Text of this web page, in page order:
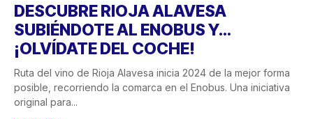
DESCUBRE RIOJA ALAVESA
SUBIÉNDOTE AL ENOBUS Y…
¡OLVÍDATE DEL COCHE!
Ruta del vino de Rioja Alavesa inicia 2024 de la mejor forma
posible, recorriendo la comarca en el Enobus. Una iniciativa
original para...